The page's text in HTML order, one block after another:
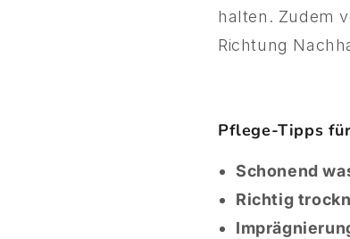
halten. Zudem
Richtung
Pflege-Tipps
Schonend
Richtig